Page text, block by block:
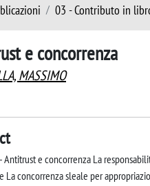
03 - Contributo in
e concorrenza
MASSIMO
Antitrust e concorrenza La
La concorrenza sleale per